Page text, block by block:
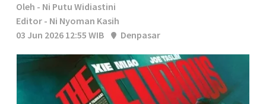
Oleh - Ni Putu Widiastini
Editor - Ni Nyoman Kasih
03 Jun 2026 12:55 WIB
Denpasar